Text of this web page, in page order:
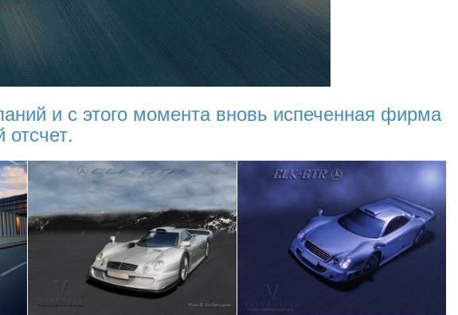
и с этого момента вновь испеченная фирма